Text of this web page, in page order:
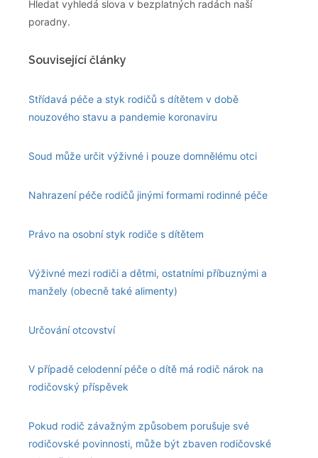
Hledat vyhledá slova v bezplatných radách naší
poradny.
Související články
Střídavá péče a styk rodičů s dítětem v době
nouzového stavu a pandemie koronaviru
Soud může určit výživné i pouze domnělému otci
Nahrazení péče rodičů jinými formami rodinné péče
Právo na osobní styk rodiče s dítětem
Výživné mezi rodiči a dětmi, ostatními příbuznými a
manžely (obecně také alimenty)
Určování otcovství
V případě celodenní péče o dítě má rodič nárok na
rodičovský příspěvek
Pokud rodič závažným způsobem porušuje své
rodičovské povinnosti, může být zbaven rodičovské